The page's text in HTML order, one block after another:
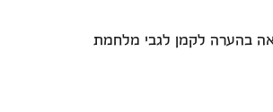
בהערה לקמן לגבי מלחמת